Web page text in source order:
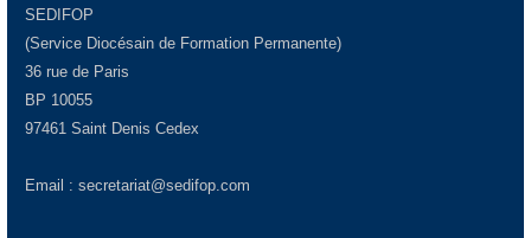
SEDIFOP
(Service Diocésain de Formation Permanente)
36 rue de Paris
BP 10055
97461 Saint Denis Cedex
Email : secretariat@sedifop.com